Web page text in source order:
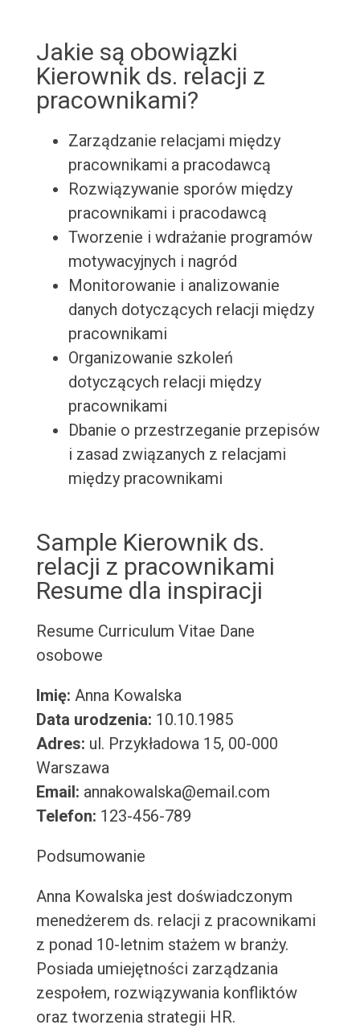
Jakie są obowiązki
Kierownik ds. relacji z
pracownikami?
Zarządzanie relacjami między
pracownikami a pracodawcą
Rozwiązywanie sporów między
pracownikami i pracodawcą
Tworzenie i wdrażanie programów
motywacyjnych i nagród
Monitorowanie i analizowanie
danych dotyczących relacji między
pracownikami
Organizowanie szkoleń
dotyczących relacji między
pracownikami
Dbanie o przestrzeganie przepisów
i zasad związanych z relacjami
między pracownikami
Sample Kierownik ds.
relacji z pracownikami
Resume dla inspiracji
Resume Curriculum Vitae Dane
osobowe
Imię: Anna Kowalska
Data urodzenia: 10.10.1985
Adres: ul. Przykładowa 15, 00-000
Warszawa
Email: annakowalska@email.com
Telefon: 123-456-789
Podsumowanie
Anna Kowalska jest doświadczonym
menedżerem ds. relacji z pracownikami
z ponad 10-letnim stażem w branży.
Posiada umiejętności zarządzania
zespołem, rozwiązywania konfliktów
oraz tworzenia strategii HR.